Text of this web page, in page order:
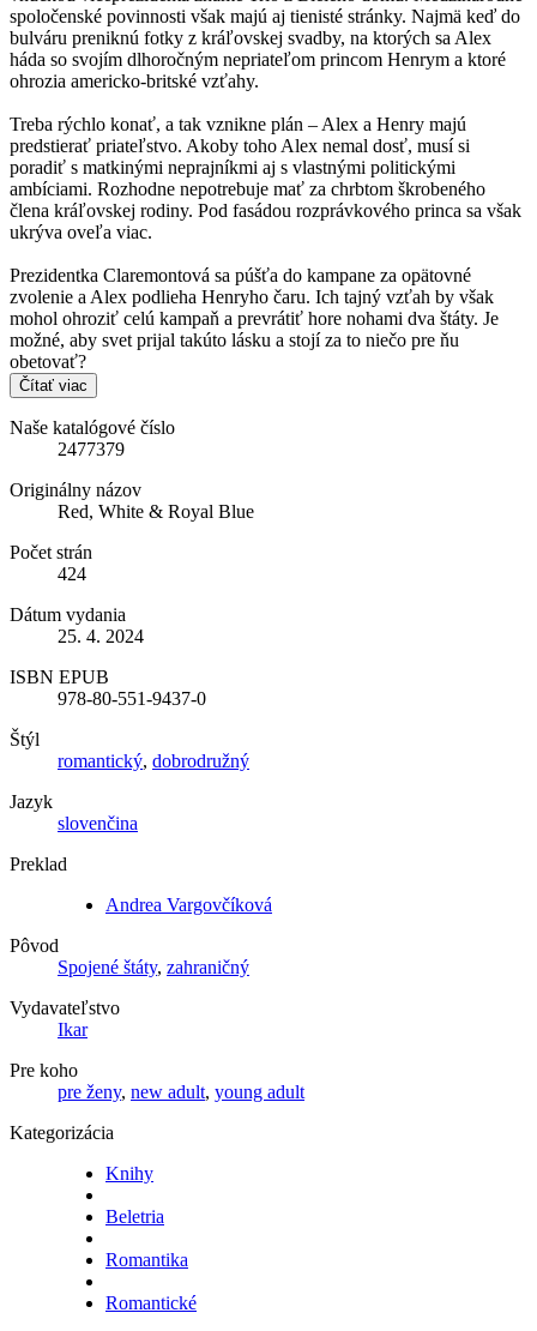
spoločenské povinnosti však majú aj tienisté stránky. Najmä keď do
bulváru preniknú fotky z kráľovskej svadby, na ktorých sa Alex
háda so svojím dlhoročným nepriateľom princom Henrym a ktoré
ohrozia americko-britské vzťahy.
Treba rýchlo konať, a tak vznikne plán – Alex a Henry majú
predstierať priateľstvo. Akoby toho Alex nemal dosť, musí si
poradiť s matkinými neprajníkmi aj s vlastnými politickými
ambíciami. Rozhodne nepotrebuje mať za chrbtom škrobeného
člena kráľovskej rodiny. Pod fasádou rozprávkového princa sa však
ukrýva oveľa viac.
Prezidentka Claremontová sa púšťa do kampane za opätovné
zvolenie a Alex podlieha Henryho čaru. Ich tajný vzťah by však
mohol ohroziť celú kampaň a prevrátiť hore nohami dva štáty. Je
možné, aby svet prijal takúto lásku a stojí za to niečo pre ňu
obetovať?
Čítať viac
Naše katalógové číslo
2477379
Originálny názov
Red, White & Royal Blue
Počet strán
424
Dátum vydania
25. 4. 2024
ISBN EPUB
978-80-551-9437-0
Štýl
romantický, dobrodružný
Jazyk
slovenčina
Preklad
Andrea Vargovčíková
Pôvod
Spojené štáty, zahraničný
Vydavateľstvo
Ikar
Pre koho
pre ženy, new adult, young adult
Kategorizácia
Knihy
Beletria
Romantika
Romantické